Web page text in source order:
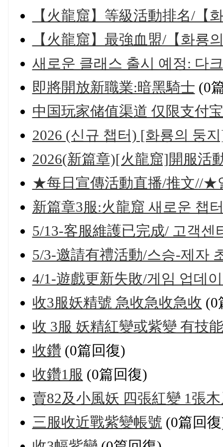
【火龍窟】等級活動排名/【
【火龍窟】最強血盟/【화룡
새로운 클래스 출시 예정: 다
即將開放新職業:暗黑騎士 (0
中国玩家储值渠道 仅限支付宝
2026 (신규 챕터) [화룡의 둥
2026(新篇章)[火龍窟]開服活
★每日宣傳活動直播/推文//★
新篇章3服:火龍窟 새로운 챕
5/13-客服維護已完成/ 고객센
5/3-邀請有禮活動/스승-제자
4/1-遊戲更新失敗/게임 업데
收3服妖精號 急收急收急收 (0
收 3服 妖精紅變或紫變 有技
收鑽(0篇回復)
收鑽1服 (0篇回復)
賣82及小風妖 四張紅變 1張
三服收近戰紫變帳號 (0篇回